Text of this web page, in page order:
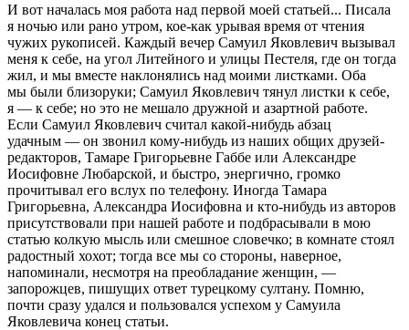
И вот началась моя работа над первой моей статьей... Писала
я ночью или рано утром, кое-как урывая время от чтения
чужих рукописей. Каждый вечер Самуил Яковлевич вызывал
меня к себе, на угол Литейного и улицы Пестеля, где он тогда
жил, и мы вместе наклонялись над моими листками. Оба
мы были близоруки; Самуил Яковлевич тянул листки к себе,
я — к себе; но это не мешало дружной и азартной работе.
Если Самуил Яковлевич считал какой-нибудь абзац
удачным — он звонил кому-нибудь из наших общих друзей-
редакторов, Тамаре Григорьевне Габбе или Александре
Иосифовне Любарской, и быстро, энергично, громко
прочитывал его вслух по телефону. Иногда Тамара
Григорьевна, Александра Иосифовна и кто-нибудь из авторов
присутствовали при нашей работе и подбрасывали в мою
статью колкую мысль или смешное словечко; в комнате стоял
радостный хохот; тогда все мы со стороны, наверное,
напоминали, несмотря на преобладание женщин, —
запорожцев, пишущих ответ турецкому султану. Помню,
почти сразу удался и пользовался успехом у Самуила
Яковлевича конец статьи.